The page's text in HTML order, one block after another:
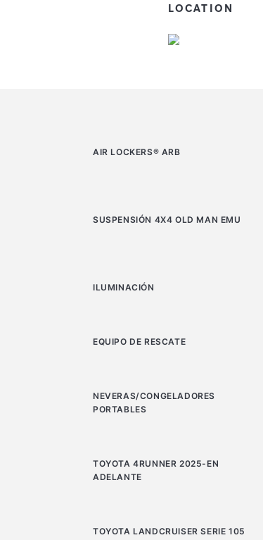
LOCATION
AIR LOCKERS® ARB
SUSPENSIÓN 4X4 OLD MAN EMU
ILUMINACIÓN
EQUIPO DE RESCATE
NEVERAS/CONGELADORES
PORTABLES
TOYOTA 4RUNNER 2025-EN
ADELANTE
TOYOTA LANDCRUISER SERIE 105